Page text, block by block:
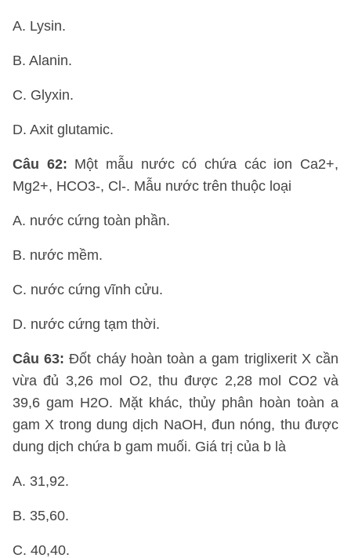
A. Lysin.
B. Alanin.
C. Glyxin.
D. Axit glutamic.
Câu 62: Một mẫu nước có chứa các ion Ca2+,
Mg2+, HCO3-, Cl-. Mẫu nước trên thuộc loại
A. nước cứng toàn phần.
B. nước mềm.
C. nước cứng vĩnh cửu.
D. nước cứng tạm thời.
Câu 63: Đốt cháy hoàn toàn a gam triglixerit X cần
vừa đủ 3,26 mol O2, thu được 2,28 mol CO2 và
39,6 gam H2O. Mặt khác, thủy phân hoàn toàn a
gam X trong dung dịch NaOH, đun nóng, thu được
dung dịch chứa b gam muối. Giá trị của b là
A. 31,92.
B. 35,60.
C. 40,40.